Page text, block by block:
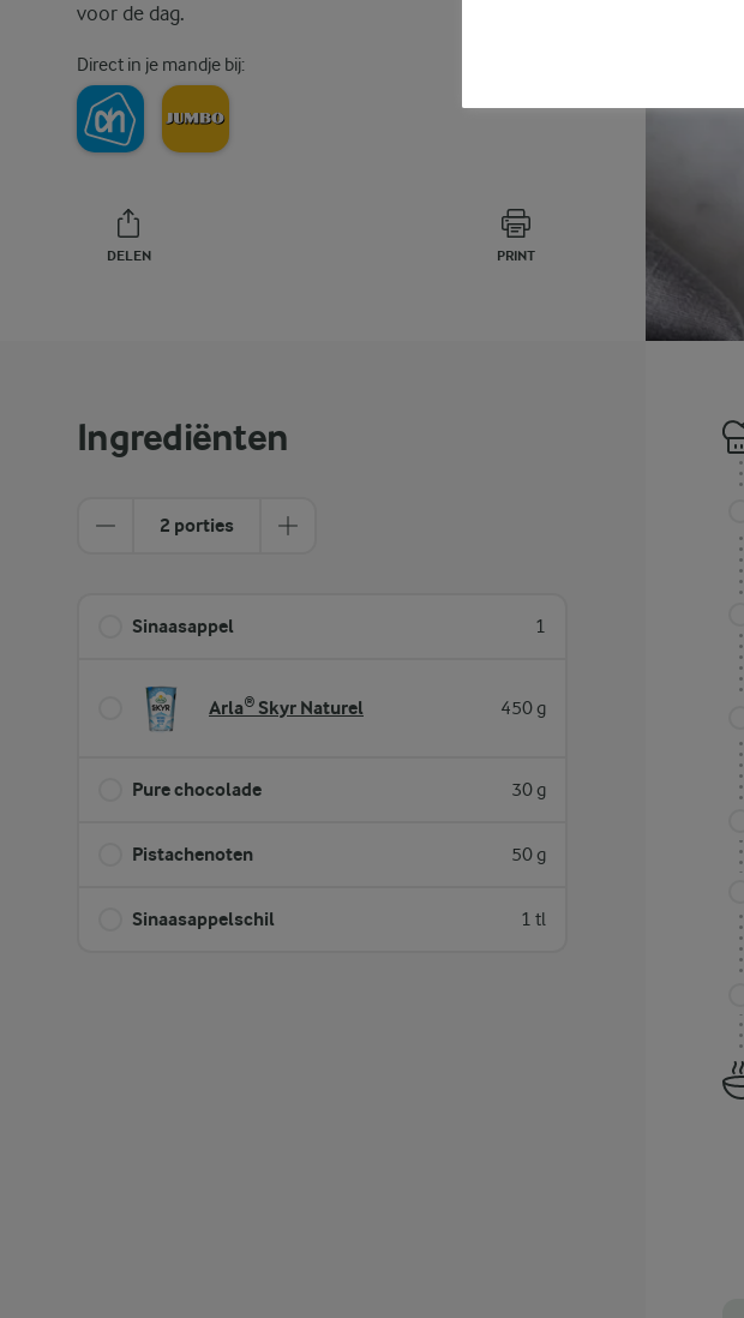
voor de dag.
Direct in je mandje bij:
DELEN PRINT
Ingrediënten
2 porties
Sinaasappel 1
Arla® Skyr Naturel 450 g
Pure chocolade 30 g
Pistachenoten 50 g
Sinaasappelschil 1 tl